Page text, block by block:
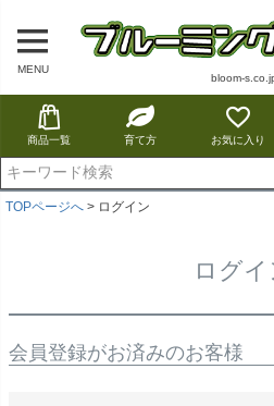
MENU
bloom-
商品一覧 育て方 お気に入り
TOPページへ ログイン
ログイ
会員登録がお済みのお客様